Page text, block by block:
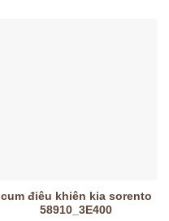
cum điêu khiên kia sorento
58910_3E400